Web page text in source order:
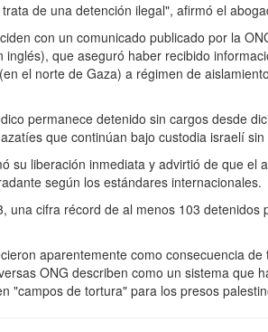
de una detención ilegal", afirmó el
con un comunicado publicado por la
inglés), que aseguró haber recibido
el norte de Gaza) a régimen de
permanece detenido sin cargos desde
que continúan bajo custodia israelí
su liberación inmediata y advirtió de que el
según los estándares internacionales.
una cifra récord de al menos 103
aparentemente como consecuencia
ONG describen como un sistema que
"campos de tortura" para los presos